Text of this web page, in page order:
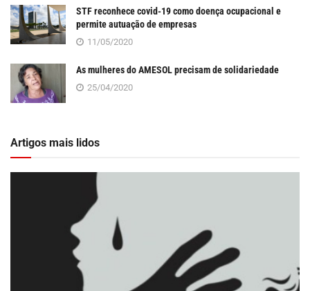
STF reconhece covid-19 como doença ocupacional e
permite autuação de empresas
11/05/2020
As mulheres do AMESOL precisam de solidariedade
25/04/2020
Artigos mais lidos